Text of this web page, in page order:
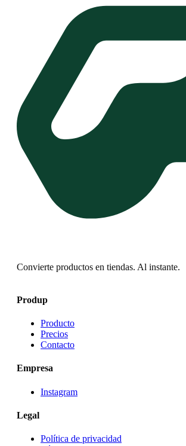
Convierte productos en tiendas. Al instante.
Produp
Producto
Precios
Contacto
Empresa
Instagram
Legal
Política de privacidad